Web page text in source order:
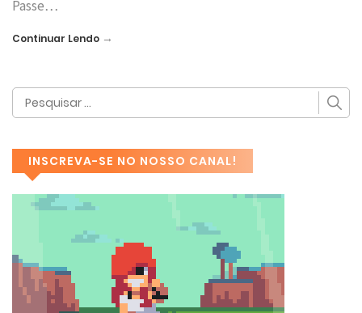
Passe…
Continuar Lendo →
INSCREVA-SE NO NOSSO CANAL!